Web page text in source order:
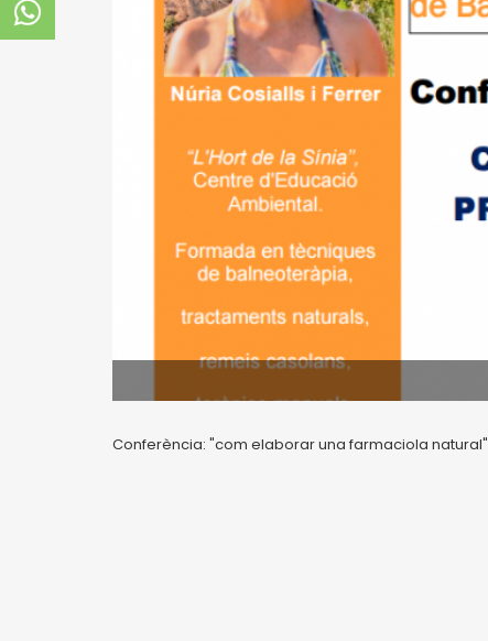
Conferència: "com elaborar una farmaciola natural"